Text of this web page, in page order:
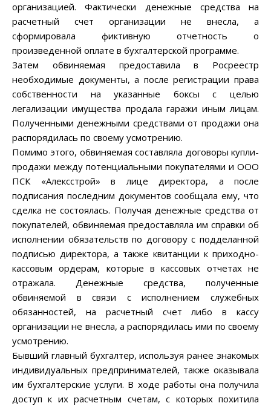
организацией. Фактически денежные средства на
расчетный счет организации не внесла, а
сформировала фиктивную отчетность о
произведенной оплате в бухгалтерской программе.
Затем обвиняемая предоставила в Росреестр
необходимые документы, а после регистрации права
собственности на указанные боксы с целью
легализации имущества продала гаражи иным лицам.
Полученными денежными средствами от продажи она
распорядилась по своему усмотрению.
Помимо этого, обвиняемая составляла договоры купли-
продажи между потенциальными покупателями и ООО
ПСК «Алексстрой» в лице директора, а после
подписания последним документов сообщала ему, что
сделка не состоялась. Получая денежные средства от
покупателей, обвиняемая предоставляла им справки об
исполнении обязательств по договору с подделанной
подписью директора, а также квитанции к приходно-
кассовым ордерам, которые в кассовых отчетах не
отражала. Денежные средства, полученные
обвиняемой в связи с исполнением служебных
обязанностей, на расчетный счет либо в кассу
организации не внесла, а распорядилась ими по своему
усмотрению.
Бывший главный бухгалтер, используя ранее знакомых
индивидуальных предпринимателей, также оказывала
им бухгалтерские услуги. В ходе работы она получила
доступ к их расчетным счетам, с которых похитила